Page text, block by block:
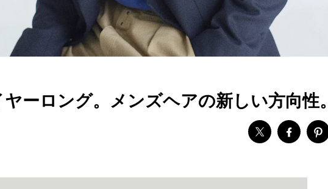
ーロング。メンズヘアの新しい方向性。